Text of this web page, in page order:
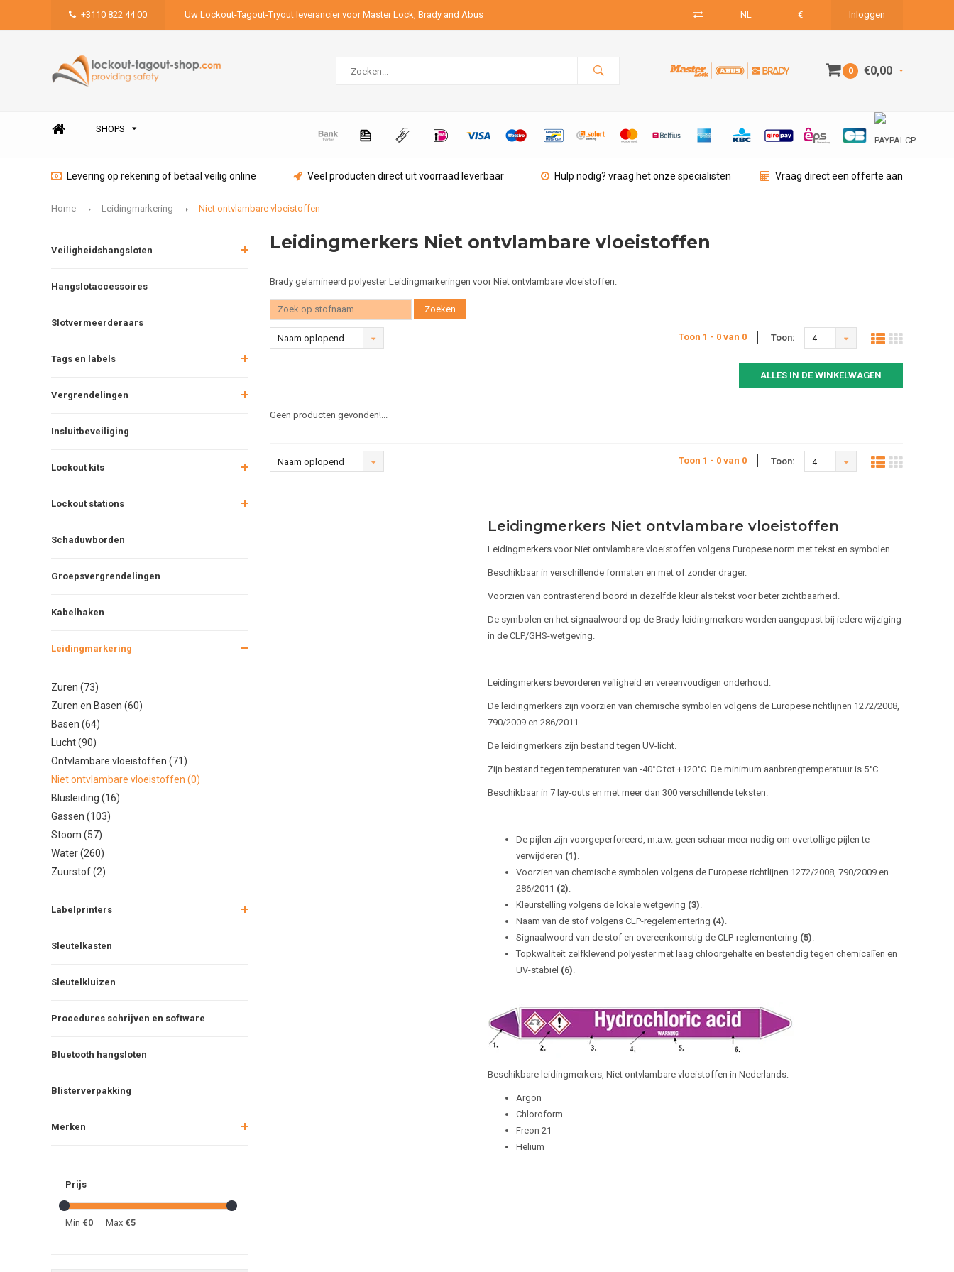
+3110 822 44 00 Uw Lockout-Tagout-Tryout leverancier voor Master Lock, Brady and Abus NL € Inloggen
0 €0,00
SHOPS
Levering op rekening of betaal veilig online Veel producten direct uit voorraad leverbaar Hulp nodig? vraag het onze specialisten Vraag direct een offerte aan
Home Leidingmarkering Niet ontvlambare vloeistoffen
Veiligheidshangsloten
Hangslotaccessoires
Slotvermeerderaars
Tags en labels
Vergrendelingen
Insluitbeveiliging
Lockout kits
Lockout stations
Schaduwborden
Groepsvergrendelingen
Kabelhaken
Leidingmarkering
Zuren (73)
Zuren en Basen (60)
Basen (64)
Lucht (90)
Ontvlambare vloeistoffen (71)
Niet ontvlambare vloeistoffen (0)
Blusleiding (16)
Gassen (103)
Stoom (57)
Water (260)
Zuurstof (2)
Labelprinters
Sleutelkasten
Sleutelkluizen
Procedures schrijven en software
Bluetooth hangsloten
Blisterverpakking
Merken
Prijs
Min €0 Max €5
Leidingmerkers Niet ontvlambare vloeistoffen
Brady gelamineerd polyester Leidingmarkeringen voor Niet ontvlambare vloeistoffen.
Zoeken
Naam oplopend Toon 1 - 0 van 0 Toon: 4
ALLES IN DE WINKELWAGEN
Geen producten gevonden!...
Naam oplopend Toon 1 - 0 van 0 Toon: 4
Leidingmerkers Niet ontvlambare vloeistoffen
Leidingmerkers voor Niet ontvlambare vloeistoffen volgens Europese norm met tekst en symbolen.
Beschikbaar in verschillende formaten en met of zonder drager.
Voorzien van contrasterend boord in dezelfde kleur als tekst voor beter zichtbaarheid.
De symbolen en het signaalwoord op de Brady-leidingmerkers worden aangepast bij iedere wijziging
in de CLP/GHS-wetgeving.
Leidingmerkers bevorderen veiligheid en vereenvoudigen onderhoud.
De leidingmerkers zijn voorzien van chemische symbolen volgens de Europese richtlijnen 1272/2008,
790/2009 en 286/2011.
De leidingmerkers zijn bestand tegen UV-licht.
Zijn bestand tegen temperaturen van -40°C tot +120°C. De minimum aanbrengtemperatuur is 5°C.
Beschikbaar in 7 lay-outs en met meer dan 300 verschillende teksten.
De pijlen zijn voorgeperforeerd, m.a.w. geen schaar meer nodig om overtollige pijlen te
verwijderen (1)
Voorzien van chemische symbolen volgens de Europese richtlijnen 1272/2008, 790/2009 en
286/2011 (2)
Kleurstelling volgens de lokale wetgeving (3)
Naam van de stof volgens CLP-regelementering (4)
Signaalwoord van de stof en overeenkomstig de CLP-reglementering (5)
Topkwaliteit zelfklevend polyester met laag chloorgehalte en bestendig tegen chemicalïen en
UV-stabiel (6)
Beschikbare leidingmerkers, Niet ontvlambare vloeistoffen in Nederlands:
Argon
Chloroform
Freon 21
Helium